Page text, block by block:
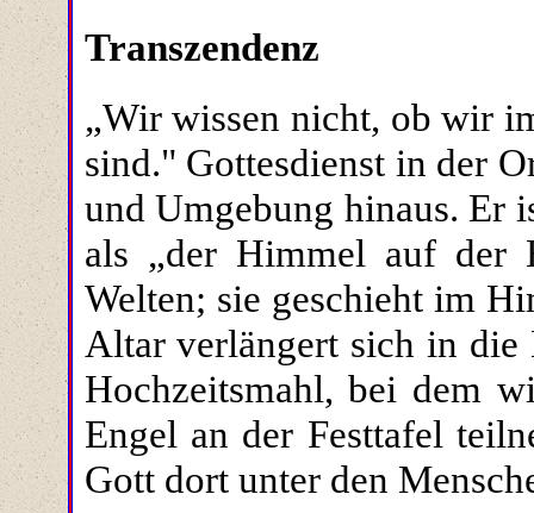
Transzendenz
„Wir wissen nicht, ob wir
sind." Gottesdienst in der
und Umgebung hinaus. Er
als „der Himmel auf der
Welten; sie geschieht im
Altar verlängert sich in
Hochzeitsmahl, bei dem
Engel an der Festtafel
Gott dort unter den